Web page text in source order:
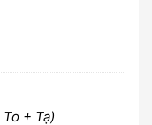
+ Tạ)